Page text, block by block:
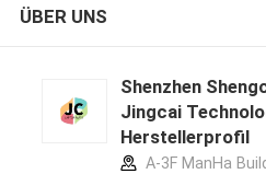
ÜBER UNS
Shenzhen
Jingcai
Herstellerprofil
A-3F ManHa